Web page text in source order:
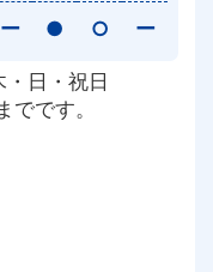
ー ● ○ ー
・日・祝日
です。